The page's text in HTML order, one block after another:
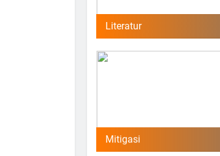
Literatur
Mitigasi